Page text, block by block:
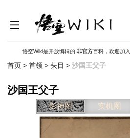
悟空Wiki是开放编辑的 非官方百科，欢迎加入
首页 > 首领 > 头目 > 沙国王父子
沙国王父子
影神图 实机图